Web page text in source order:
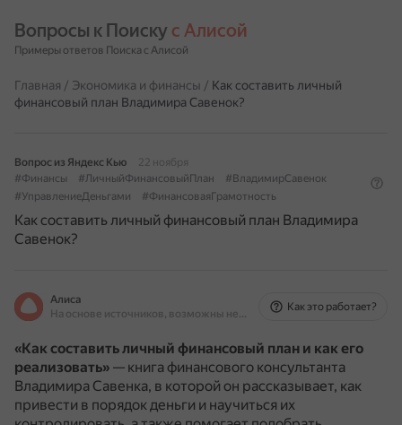
Вопросы к Поиску с Алисой
Примеры ответов Поиска с Алисой
Главная / Экономика и финансы / Как составить личный
финансовый план Владимира Савенок?
Вопрос из Яндекс Кью
22 ноября
#Финансы
#ЛичныйФинансовыйПлан
#ВладимирСавенок
#УправлениеДеньгами
#ФинансоваяГрамотность
Как составить личный финансовый план Владимира
Савенок?
Алиса
На основе источников, возможны неточности
Как это работает?
«Как составить личный финансовый план и как его
реализовать» — книга финансового консультанта
Владимира Савенка, в которой он рассказывает, как
привести в порядок деньги и научиться их